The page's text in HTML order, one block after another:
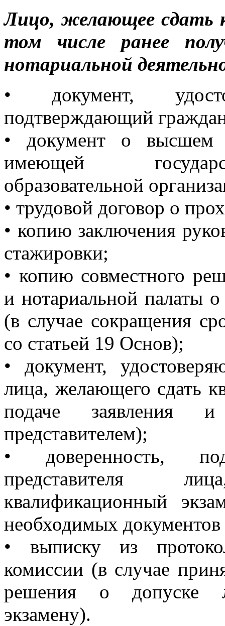
Лицо, желающее сдать
том числе ранее
нотариальной
• документ,
подтверждающий
• документ о высшем
имеющей
образовательной
• трудовой договор о
• копию заключения
стажировки;
• копию совместного
и нотариальной палаты
(в случае сокращения
со статьей 19 Основ);
• документ,
лица, желающего сдать
подаче заявления и
представителем);
• доверенность,
представителя
квалификационный
необходимых документов
• выписку из
комиссии (в случае
решения о допуске
экзамену).